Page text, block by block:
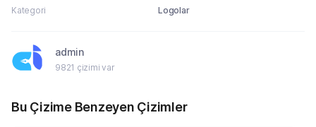
Kategori
Logolar
admin
9821 çizimi var
Bu Çizime Benzeyen Çizimler